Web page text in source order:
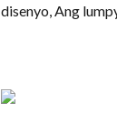
disenyo, Ang